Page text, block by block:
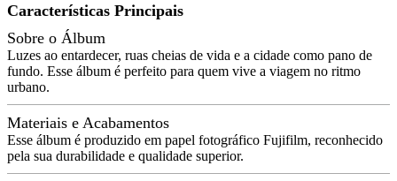
Características Principais
Sobre o Álbum
Luzes ao entardecer, ruas cheias de vida e a cidade como pano de
fundo. Esse álbum é perfeito para quem vive a viagem no ritmo
urbano.
Materiais e Acabamentos
Esse álbum é produzido em papel fotográfico Fujifilm, reconhecido
pela sua durabilidade e qualidade superior.